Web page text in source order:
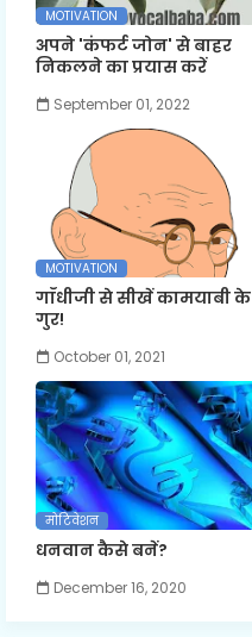
MOTIVATION
अपने 'कंफर्ट जोन' से बाहर
निकलने का प्रयास करें
September 01, 2022
MOTIVATION
गाँधीजी से सीखें कामयाबी के
गुर!
October 01, 2021
मोटिवेशन
धनवान कैसे बनें?
December 16, 2020